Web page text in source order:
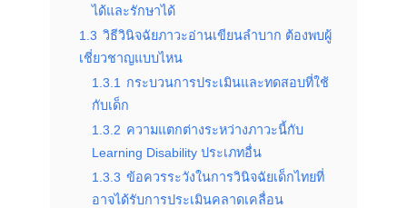
ได้และรักษาได้
1.3 วิธีวินิจฉัยภาวะอ่านเขียนลำบาก ต้องพบผู้
เชี่ยวชาญแบบไหน
1.3.1
กระบวนการประเมินและทดสอบที่ใช้
กับเด็ก
1.3.2 ความแตกต่างระหว่างภาวะนี้กับ
Learning Disability ประเภทอื่น
1.3.3 ข้อควรระวังในการวินิจฉัยเด็กไทยที่
อาจได้รับการประเมินคลาดเคลื่อน